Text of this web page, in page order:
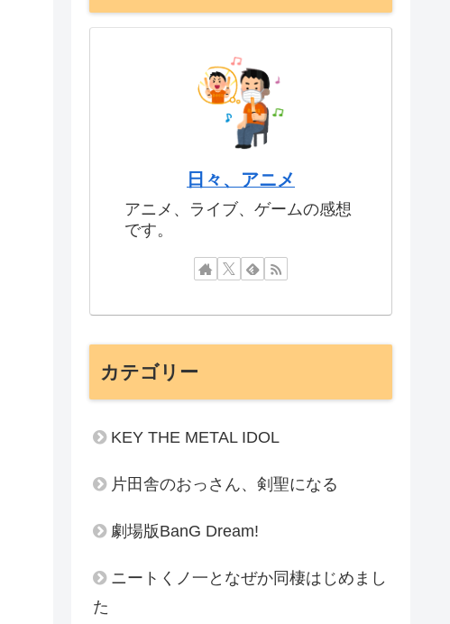
日々、アニメ
アニメ、ライブ、ゲームの感想
です。
カテゴリー
KEY THE METAL IDOL
片田舎のおっさん、剣聖になる
劇場版BanG Dream!
ニートくノ一となぜか同棲はじめまし
た